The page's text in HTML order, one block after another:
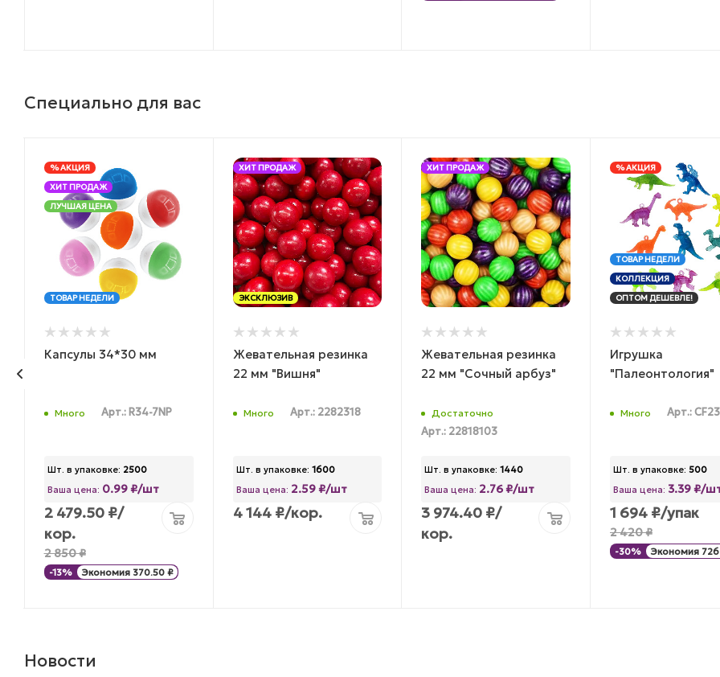
Специально для вас
% АКЦИЯ
ХИТ ПРОДАЖ
ЛУЧШАЯ ЦЕНА
ТОВАР НЕДЕЛИ
Капсулы 34*30 мм
Много Арт.: R34-7NP
Шт. в упаковке: 2500
Ваша цена: 0.99 ₽/шт
2 479.50₽/
кор.
2 850₽
-13% Экономия 370.50₽
ХИТ ПРОДАЖ
ЭКСКЛЮЗИВ
Жевательная резинка
22 мм "Вишня"
Много Арт.: 2282318
Шт. в упаковке: 1600
Ваша цена: 2.59 ₽/шт
4 144₽/кор.
ХИТ ПРОДАЖ
Жевательная резинка
22 мм "Сочный арбуз"
Достаточно
Арт.: 22818103
Шт. в упаковке: 1440
Ваша цена: 2.76 ₽/шт
3 974.40 ₽/
кор.
% АКЦИЯ
ТОВАР НЕДЕЛИ
КОЛЛЕКЦИЯ
ОПТОМ ДЕШЕВЛЕ!
Игрушка
"Палеонтология"
Много Арт.:
Шт. в упаковке: 500
Ваша цена: 3.39 ₽/
1 694 ₽/упак
2 420₽
-30% Экономия 726
Новости